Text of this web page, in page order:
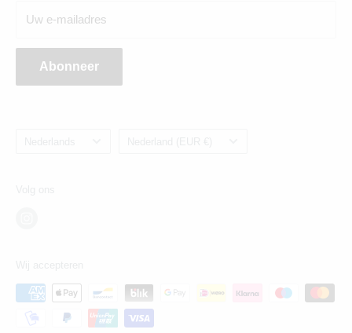
Ginnekenweg 354, 4835NM
Uw e-mailadres
Abonneer